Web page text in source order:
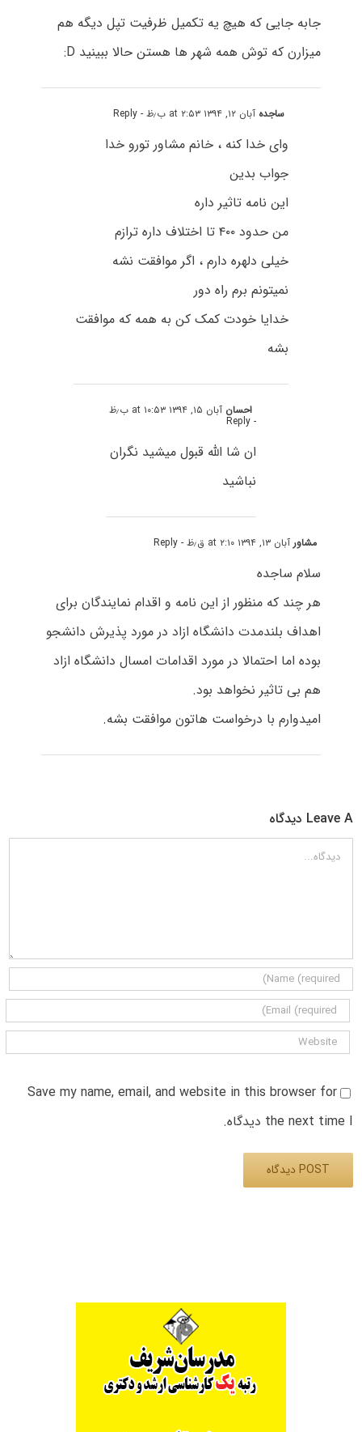
جابه جایی که هیچ یه تکمیل ظرفیت تپل دیگه هم
میزارن که توش همه شهر ها هستن حالا ببینید D:
ساجده آبان ۱۲, ۱۳۹۴ at ۲:۵۳ ب٫ظ - Reply
وای خدا کنه ، خانم مشاور تورو خدا
جواب بدین
این نامه تاثیر داره
من حدود ۴۰۰ تا اختلاف داره ترازم
خیلی دلهره دارم ، اگر موافقت نشه
نمیتونم برم راه دور
خدایا خودت کمک کن به همه که موافقت
بشه
احسان آبان ۱۵, ۱۳۹۴ at ۱۰:۵۳ ب٫ظ
- Reply
ان شا الله قبول میشید نگران
نباشید
مشاورآبان ۱۳, ۱۳۹۴ at ۲:۱۰ ق٫ظ - Reply
سلام ساجده
هر چند که منظور از این نامه و اقدام نمایندگان برای
اهداف بلندمدت دانشگاه ازاد در مورد پذیرش دانشجو
بوده اما احتمالا در مورد اقدامات امسال دانشگاه ازاد
هم بی تاثیر نخواهد بود.
امیدوارم با درخواست هاتون موافقت بشه.
Leave A دیدگاه
دیدگاه
Save my name, email, and website in this browser for
the next time I دیدگاه.